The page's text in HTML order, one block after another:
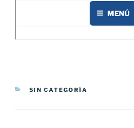
CATEGORÍAS
SIN CATEGORÍA